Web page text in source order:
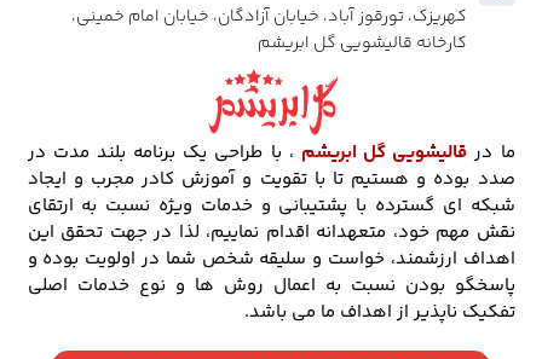
کهریزک، تورقوز آباد، خیابان آزادگان، خیابان امام خمینی،
کارخانه قالیشویی گل ابریشم
ما در قالیشویی گل ابریشم ، با طراحی یک برنامه بلند مدت در
صدد بوده و هستیم تا با تقویت و آموزش کادر مجرب و ایجاد
شبکه ای گسترده با پشتیبانی و خدمات ویژه نسبت به ارتقای
نقش مهم خود، متعهدانه اقدام نماییم، لذا در جهت تحقق این
اهداف ارزشمند، خواست و سلیقه شخص شما در اولویت بوده و
پاسخگو بودن نسبت به اعمال روش ها و نوع خدمات اصلی
تفکیک ناپذیر از اهداف ما می باشد.